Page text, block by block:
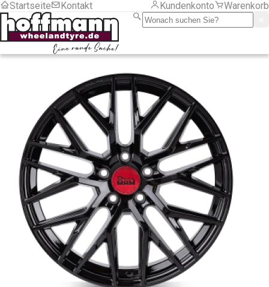
Startseite Kontakt Kundenkonto Warenkorb
LKW
Motorrad
PKW
Sackkarre/ Anhänger
Serviceartikel
Zubehör
Chemische Produkte
Druckluft und Reifenfüller
Gewichte
Aluminiumfelgen
LKW
Motorrad
Stahlfelgen
Hebetechnik
Montagehilfsmittel
Programmiergeräte
Sensoren Gummi
Sensoren Metal